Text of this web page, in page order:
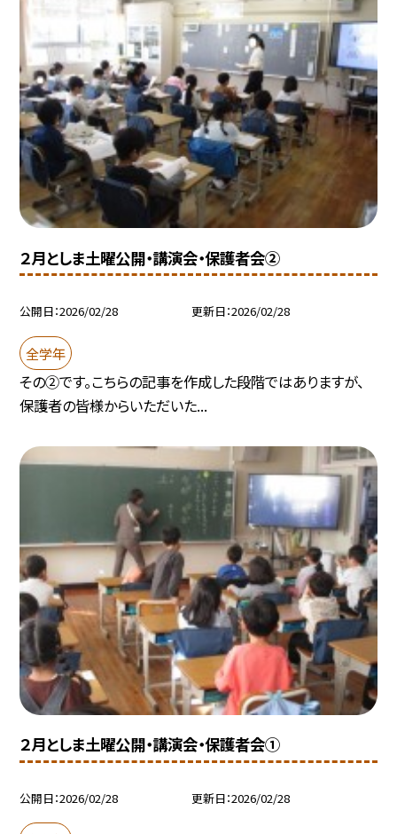
２月としま土曜公開・講演会・保護者会②
公開日 2026/02/28 更新日 2026/02/28
全学年
その②です。こちらの記事を作成した段階ではありますが、
保護者の皆様からいただいた...
２月としま土曜公開・講演会・保護者会①
公開日 2026/02/28 更新日 2026/02/28